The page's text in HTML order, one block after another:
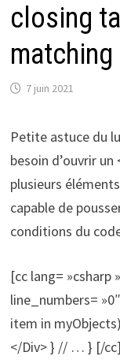
closing
7 juin 2021
Petite astuce du
besoin d’ouvrir
plusieurs
capable de
conditions du
[cc lang= »csharp
line_numbers=
item in
</Div> } // … } [/cc]